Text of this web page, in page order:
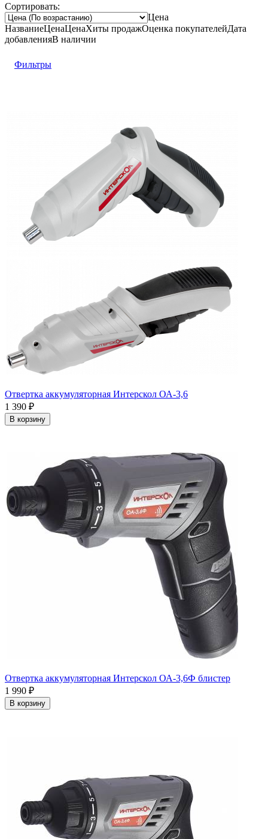
Сортировать:
Цена
НазваниеЦенаЦенаХиты продажОценка покупателейДата
добавленияВ наличии
Фильтры
Отвертка аккумуляторная Интерскол ОА-3,6
1 390 ₽
В корзину
Отвертка аккумуляторная Интерскол ОА-3,6Ф блистер
1 990 ₽
В корзину